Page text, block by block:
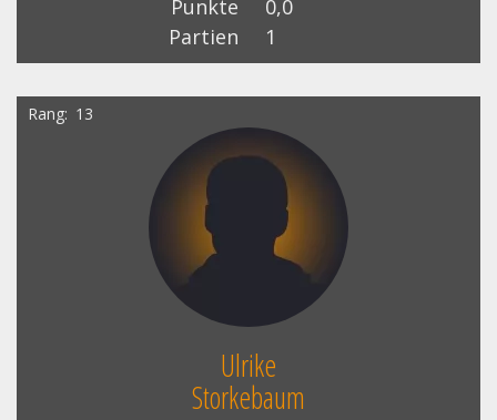
Punkte
0,0
Partien
1
Rang 13
Ulrike
Storkebaum